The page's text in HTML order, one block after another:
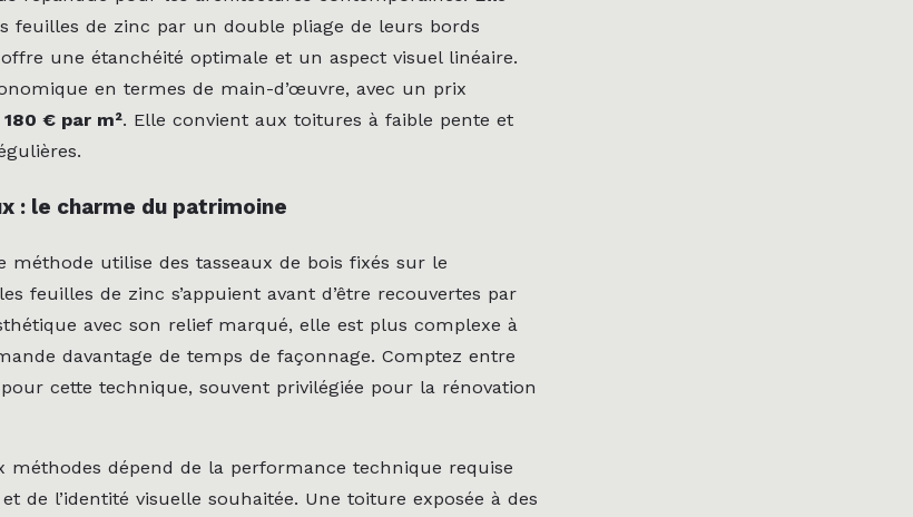
feuilles de zinc par un double pliage de leurs bords
une étanchéité optimale et un aspect visuel linéaire.
en termes de main-d’œuvre, avec un prix
€ par m². Elle convient aux toitures à faible pente et
: le charme du patrimoine
méthode utilise des tasseaux de bois fixés sur le
feuilles de zinc s’appuient avant d’être recouvertes par
avec son relief marqué, elle est plus complexe à
davantage de temps de façonnage. Comptez entre
pour cette technique, souvent privilégiée pour la rénovation
méthodes dépend de la performance technique requise
de l’identité visuelle souhaitée. Une toiture exposée à des